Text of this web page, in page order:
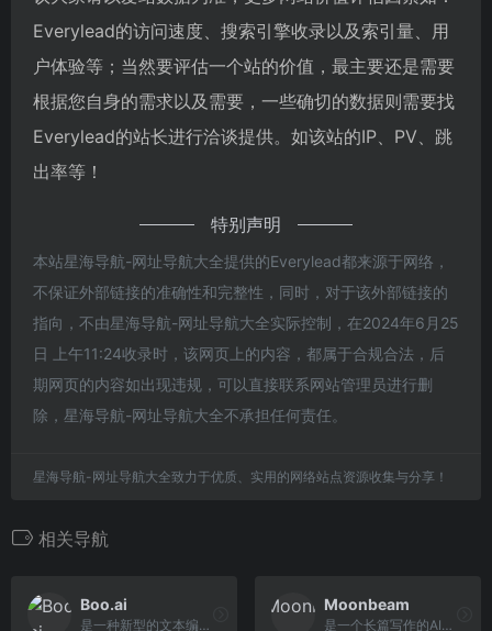
Everylead的访问速度、搜索引擎收录以及索引量、用
户体验等；当然要评估一个站的价值，最主要还是需要
根据您自身的需求以及需要，一些确切的数据则需要找
Everylead的站长进行洽谈提供。如该站的IP、PV、跳
出率等！
特别声明
本站星海导航-网址导航大全提供的Everylead都来源于网络，
不保证外部链接的准确性和完整性，同时，对于该外部链接的
指向，不由星海导航-网址导航大全实际控制，在2024年6月25
日 上午11:24收录时，该网页上的内容，都属于合规合法，后
期网页的内容如出现违规，可以直接联系网站管理员进行删
除，星海导航-网址导航大全不承担任何责任。
星海导航-网址导航大全致力于优质、实用的网络站点资源收集与分享！
相关导航
Boo.ai
是一种新型的文本编辑器，它使用人工智能生成副本并帮助您集思广益
Moonbeam
是一个长篇写作的AI助手